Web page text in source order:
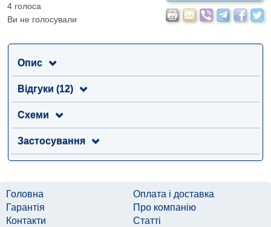
4 голоса
Ви не голосували
Опис
Відгуки (12)
Схеми
Застосування
Головна
Оплата і доставка
Гарантія
Про компанію
Контакти
Статті